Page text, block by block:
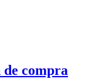
compra